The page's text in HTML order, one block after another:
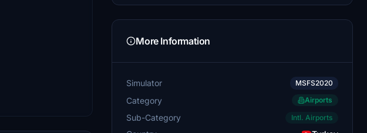
More Information
Simulator MSFS2020
Category Airports
Sub-Category Intl. Airports